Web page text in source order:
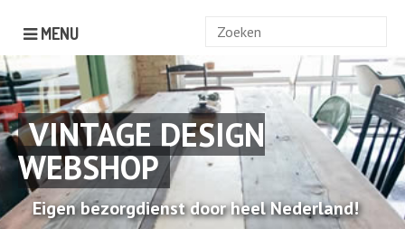
MENU
Zoek
VINTAGE DESIGN
WEBSHOP
Eigen bezorgdienst door heel Nederland!